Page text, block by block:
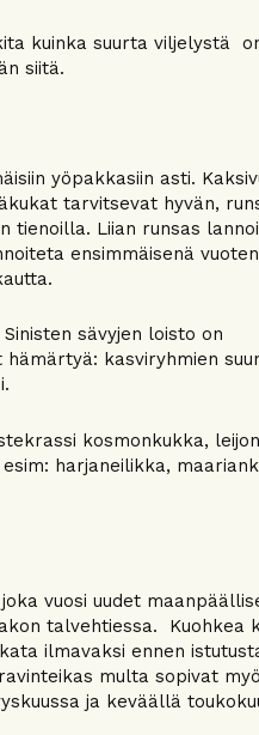
kuinka suurta viljelystä
siitä.
yöpakkasiin asti.
tarvitsevat hyvän,
tienoilla. Liian runsas
ensimmäisenä
sävyjen loisto on
kasviryhmien
kosmonkukka,
harjaneilikka,
vuosi uudet
talvehtiessa. Kuohkea
ilmavaksi ennen
multa sopivat
ja keväällä